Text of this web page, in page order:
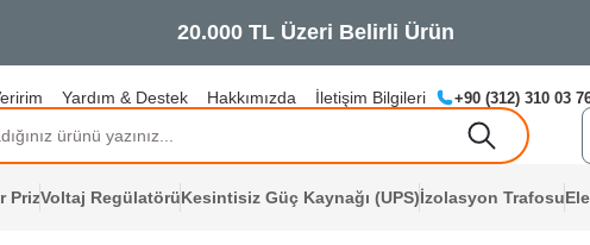
Yardım & Destek Hakkımızda İletişim Bilgileri +90 (312) 310 03
PrizVoltaj RegülatörüKesintisiz Güç Kaynağı (UPS)İzolasyon Trafosu